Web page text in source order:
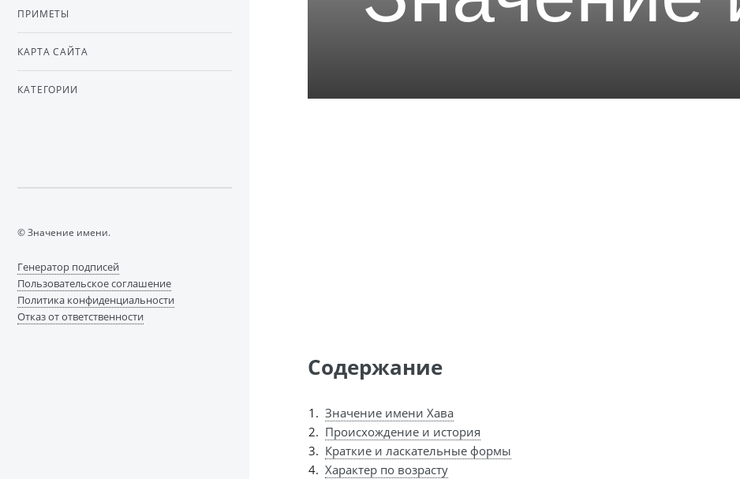
Содержание
Значение имени Хава
Происхождение и история
Краткие и ласкательные формы
Характер по возрасту
ПРИМЕТЫ
КАРТА САЙТА
КАТЕГОРИИ
© Значение имени.
Генератор подписей
Пользовательское соглашение
Политика конфиденциальности
Отказ от ответственности